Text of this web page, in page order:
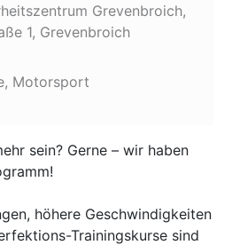
Grevenbroich,
1, Grevenbroich
Motorsport
sein? Gerne – wir haben
höhere Geschwindigkeiten
Trainingskurse sind